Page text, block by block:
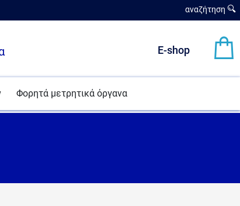
αναζήτηση
E-shop
Φορητά μετρητικά όργανα